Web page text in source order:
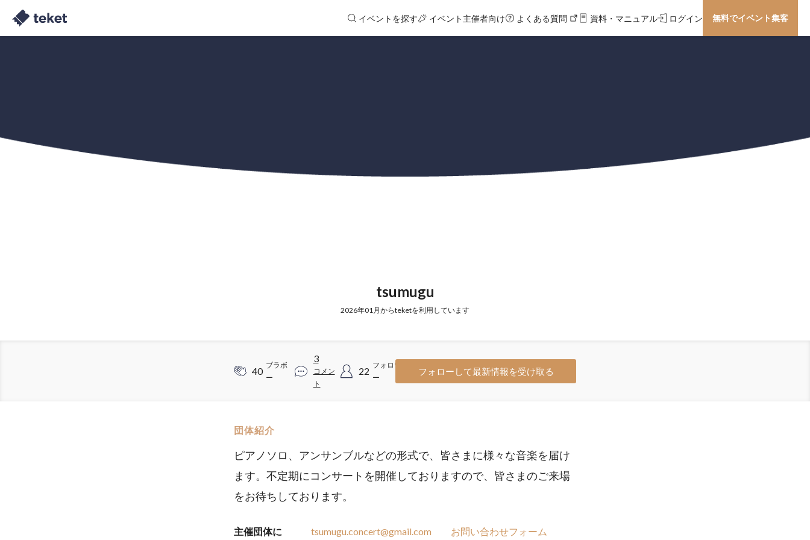
イベントを探す イベント主催者向け よくある質問 資料・マニュアル ログイン 無料でイベント集客
tsumugu
2026年01月からteketを利用しています
40
ブラボ
ー
3
コメン
ト
22
フォロワ
ー
フォローして最新情報を受け取る
団体紹介
ピアノソロ、アンサンブルなどの形式で、皆さまに様々な音楽を届け
ます。不定期にコンサートを開催しておりますので、皆さまのご来場
をお待ちしております。
主催団体に tsumugu.concert@gmail.com お問い合わせフォーム